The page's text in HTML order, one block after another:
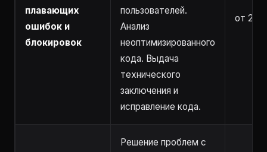
плавающих
ошибок и
блокировок
пользователей.
Анализ
неоптимизированного
кода. Выдача
технического
заключения и
исправление кода.
от 2
Решение проблем с